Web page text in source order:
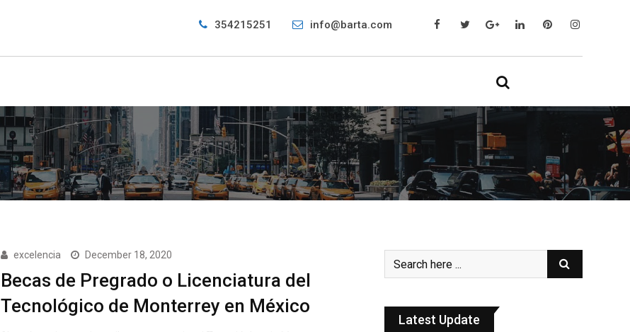
354215251 info@barta.com
excelencia December 18, 2020
Becas de Pregrado o Licenciatura del
Tecnológico de Monterrey en México
Latest Update